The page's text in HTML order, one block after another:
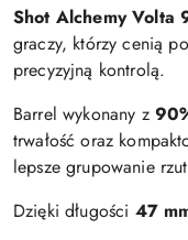
Shot Alchemy Volta
graczy, którzy cenią
precyzyjną kontrolą.
Barrel wykonany z
trwałość oraz
lepsze grupowanie
Dzięki długości 47